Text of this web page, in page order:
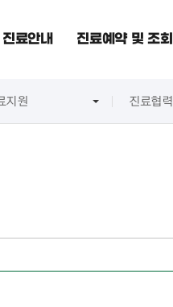
진료안내 진료예약 및 조회
지원 진료협력